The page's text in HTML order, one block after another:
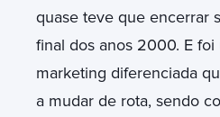
quase teve que encerrar
final dos anos 2000. E
marketing diferenciada
a mudar de rota, sendo